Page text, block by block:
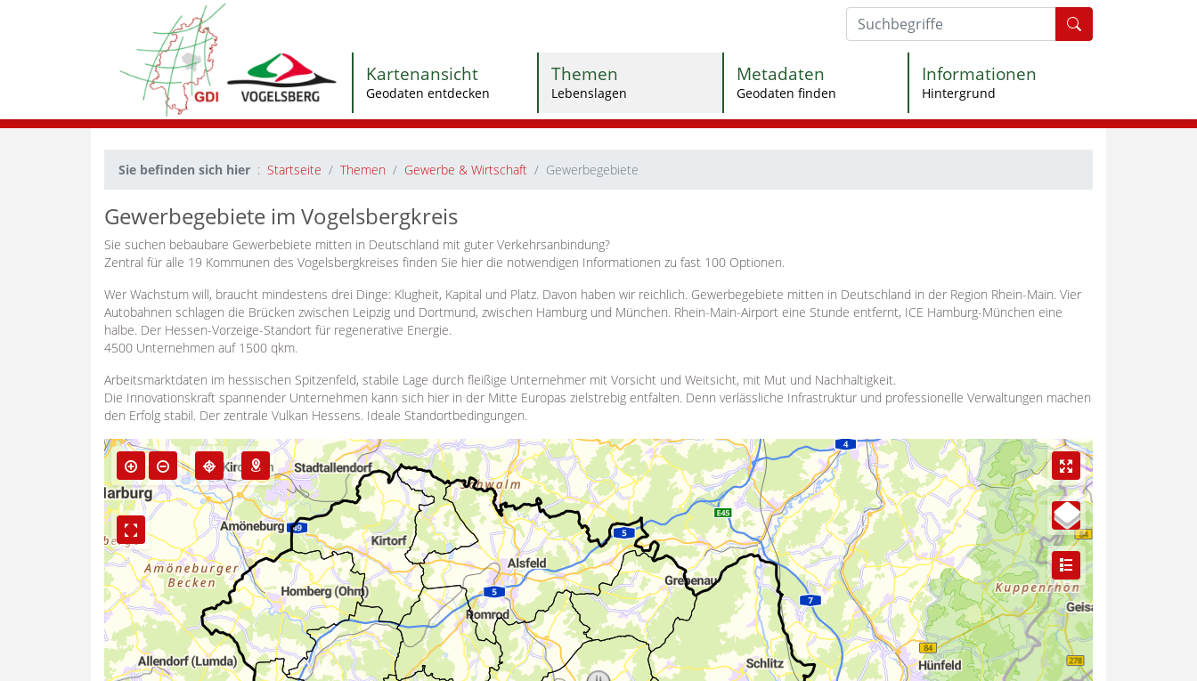
Kartenansicht
Geodaten entdecken
Themen
Lebenslagen
Metadaten
Geodaten finden
Informationen
Hintergrund
Sie befinden sich hier Startseite Themen Gewerbe & Wirtschaft Gewerbegebiete
Gewerbegebiete im Vogelsbergkreis
Sie suchen bebaubare Gewerbebiete mitten in Deutschland mit guter Verkehrsanbindung?
Zentral für alle 19 Kommunen des Vogelsbergkreises finden Sie hier die notwendigen Informationen zu fast 100 Optionen.
Wer Wachstum will, braucht mindestens drei Dinge: Klugheit, Kapital und Platz. Davon haben wir reichlich. Gewerbegebiete mitten in Deutschland in der Region Rhein-Main. Vier
Autobahnen schlagen die Brücken zwischen Leipzig und Dortmund, zwischen Hamburg und München. Rhein-Main-Airport eine Stunde entfernt, ICE Hamburg-München eine
halbe. Der Hessen-Vorzeige-Standort für regenerative Energie.
4500 Unternehmen auf 1500 qkm.
Arbeitsmarktdaten im hessischen Spitzenfeld, stabile Lage durch fleißige Unternehmer mit Vorsicht und Weitsicht, mit Mut und Nachhaltigkeit.
Die Innovationskraft spannender Unternehmen kann sich hier in der Mitte Europas zielstrebig entfalten. Denn verlässliche Infrastruktur und professionelle Verwaltungen machen
den Erfolg stabil. Der zentrale Vulkan Hessens. Ideale Standortbedingungen.